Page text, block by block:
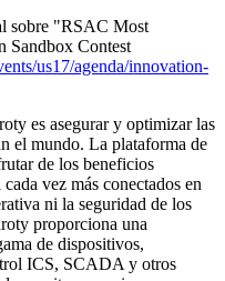
sobre "RSAC Most
Sandbox Contest
us17/agenda/innovation-
es asegurar y optimizar las
el mundo. La plataforma de
de los beneficios
vez más conectados en
ni la seguridad de los
proporciona una
de dispositivos,
ICS, SCADA y otros